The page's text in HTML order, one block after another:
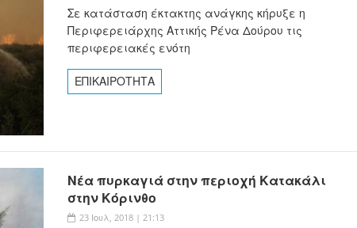
Σε κατάσταση έκτακτης ανάγκης κήρυξε η
Περιφερειάρχης Αττικής Ρένα Δούρου τις
περιφερειακές ενότη
ΕΠΙΚΑΙΡΟΤΗΤΑ
Νέα πυρκαγιά στην περιοχή Κατακάλι
στην Κόρινθο
23 Ιουλ, 2018 | 21:13